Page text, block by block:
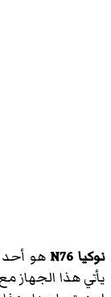
نوكيا N76 هو أحد